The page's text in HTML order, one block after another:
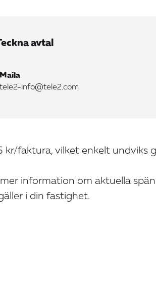
avtal
Maila
tele2-info@tele2.com
kr/faktura, vilket enkelt undviks
information om aktuella
i din fastighet.